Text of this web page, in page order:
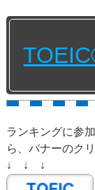
ランキングに参
ら、バナーのク
↓ ↓ ↓